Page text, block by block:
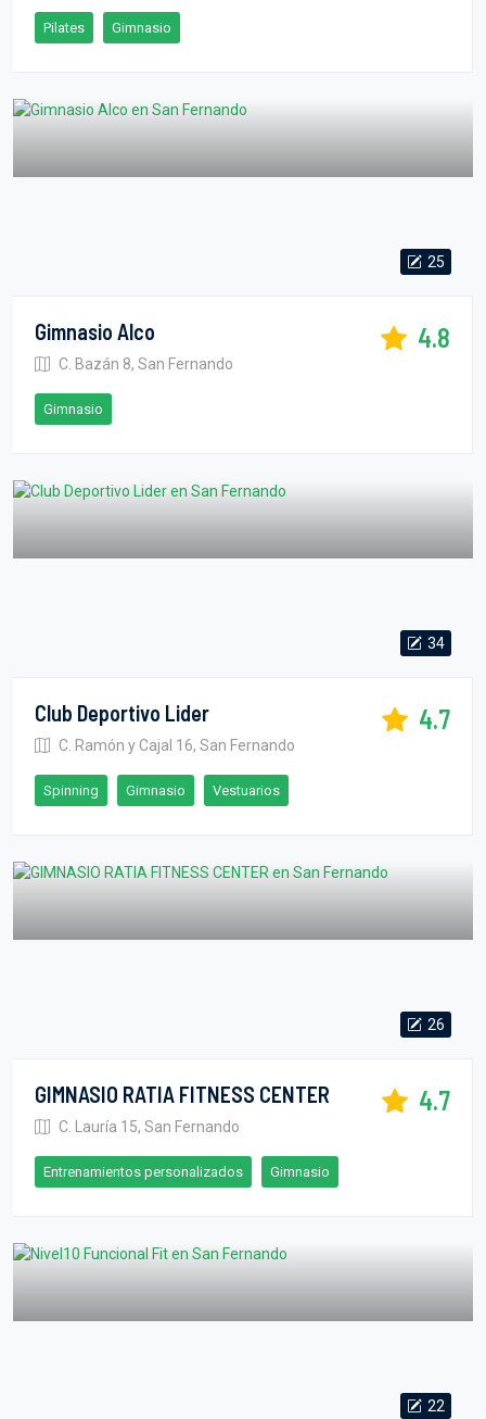
Pilates Gimnasio
25
Gimnasio Alco
C. Bazán 8, San Fernando
4.8
Gimnasio
34
Club Deportivo Lider
C. Ramón y Cajal 16, San Fernando
4.7
Spinning Gimnasio Vestuarios
26
GIMNASIO RATIA FITNESS CENTER
C. Lauría 15, San Fernando
4.7
Entrenamientos personalizados Gimnasio
22